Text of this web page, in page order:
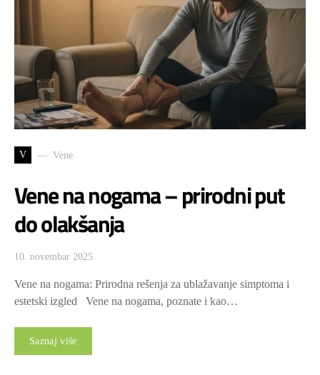
V Vene
Vene na nogama – prirodni put
do olakšanja
10. novembar 2025.
Vene na nogama: Prirodna rešenja za ublažavanje simptoma i
estetski izgled Vene na nogama, poznate i kao…
Saznaj više